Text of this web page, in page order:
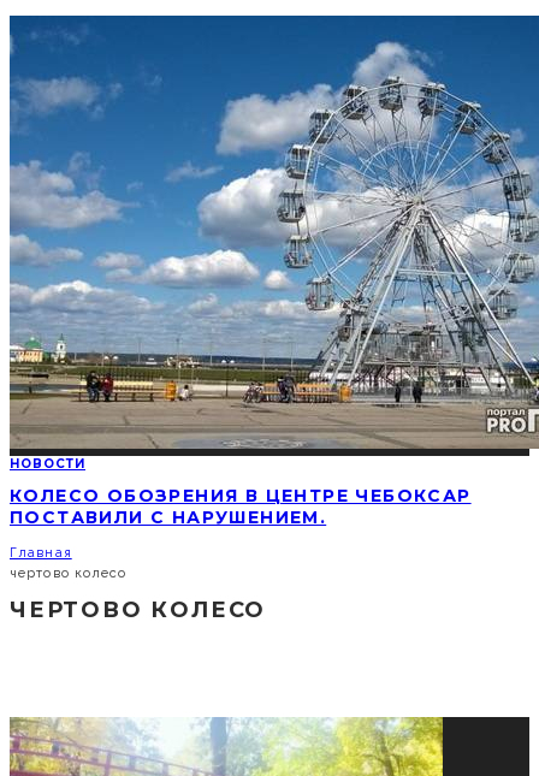
НОВОСТИ
КОЛЕСО ОБОЗРЕНИЯ В ЦЕНТРЕ ЧЕБОКСАР
ПОСТАВИЛИ С НАРУШЕНИЕМ.
Главная
чертово колесо
ЧЕРТОВО КОЛЕСО